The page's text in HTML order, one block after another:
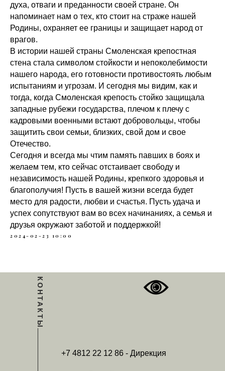
духа, отваги и преданности своей стране. Он
напоминает нам о тех, кто стоит на страже нашей
Родины, охраняет ее границы и защищает народ от
врагов.
В истории нашей страны Смоленская крепостная
стена стала символом стойкости и непоколебимости
нашего народа, его готовности противостоять любым
испытаниям и угрозам. И сегодня мы видим, как и
тогда, когда Смоленская крепость стойко защищала
западные рубежи государства, плечом к плечу с
кадровыми военными встают добровольцы, чтобы
защитить свои семьи, близких, свой дом и свое
Отечество.
Сегодня и всегда мы чтим память павших в боях и
желаем тем, кто сейчас отстаивает свободу и
независимость нашей Родины, крепкого здоровья и
благополучия! Пусть в вашей жизни всегда будет
место для радости, любви и счастья. Пусть удача и
успех сопутствуют вам во всех начинаниях, а семья и
друзья окружают заботой и поддержкой!
2024-02-23 10:00
КОНТАКТЫ
+7 4812 22 12 86 - Дирекция